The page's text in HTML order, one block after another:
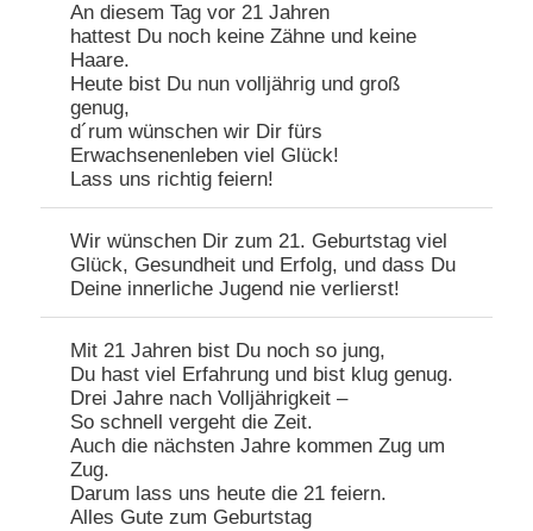
An diesem Tag vor 21 Jahren
hattest Du noch keine Zähne und keine
Haare.
Heute bist Du nun volljährig und groß
genug,
d´rum wünschen wir Dir fürs
Erwachsenenleben viel Glück!
Lass uns richtig feiern!
Wir wünschen Dir zum 21. Geburtstag viel
Glück, Gesundheit und Erfolg, und dass Du
Deine innerliche Jugend nie verlierst!
Mit 21 Jahren bist Du noch so jung,
Du hast viel Erfahrung und bist klug genug.
Drei Jahre nach Volljährigkeit –
So schnell vergeht die Zeit.
Auch die nächsten Jahre kommen Zug um
Zug.
Darum lass uns heute die 21 feiern.
Alles Gute zum Geburtstag